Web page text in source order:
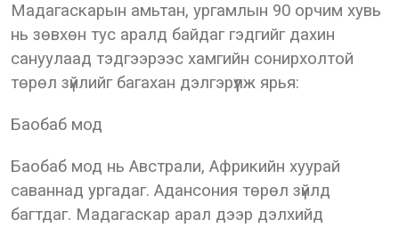
Мадагаскарын амьтан, ургамлын 90 орчим хувь
нь зөвхөн тус аралд байдаг гэдгийг дахин
сануулаад тэдгээрээс хамгийн сонирхолтой
төрөл зүйлийг багахан дэлгэрүүлж ярья:
Баобаб мод
Баобаб мод нь Австрали, Африкийн хуурай
саваннад ургадаг. Адансония төрөл зүйлд
багтдаг. Мадагаскар арал дээр дэлхийд